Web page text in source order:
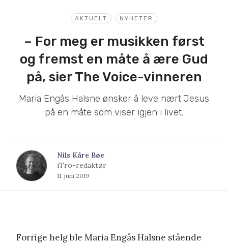
AKTUELT NYHETER
– For meg er musikken først
og fremst en måte å ære Gud
på, sier The Voice-vinneren
Maria Engås Halsne ønsker å leve nært Jesus
på en måte som viser igjen i livet.
Nils Kåre Bøe
iTro-redaktør
11. juni 2019
Forrige helg ble Maria Engås Halsne stående